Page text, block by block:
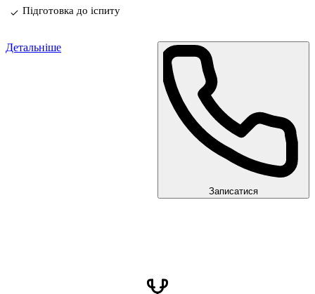
Підготовка до іспиту
Детальніше
Записатися